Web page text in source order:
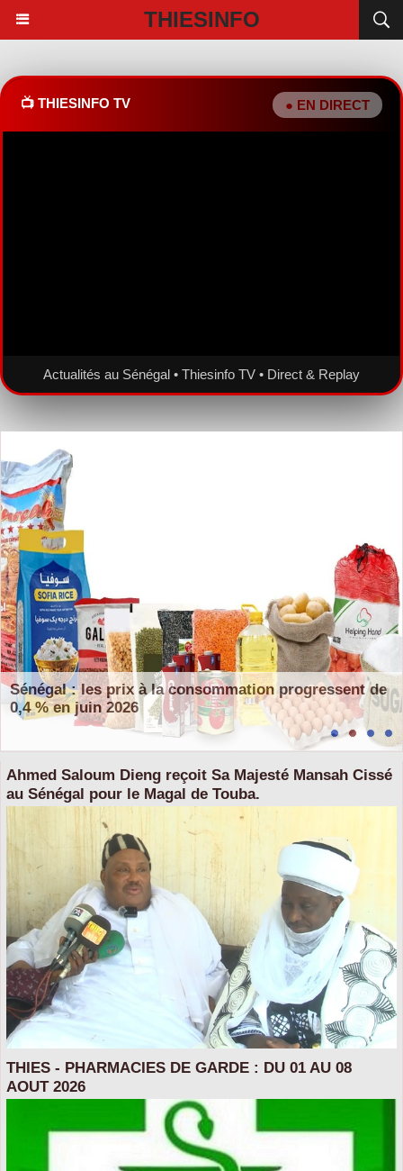
THIESINFO
📺 THIESINFO TV ● EN DIRECT
Actualités au Sénégal • Thiesinfo TV • Direct & Replay
Sénégal : les prix à la consommation progressent de
0,4 % en juin 2026
Ahmed Saloum Dieng reçoit Sa Majesté Mansah Cissé
au Sénégal pour le Magal de Touba.
THIES - PHARMACIES DE GARDE : DU 01 AU 08
AOUT 2026